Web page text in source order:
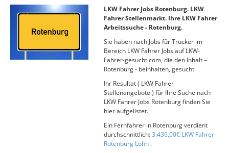
LKW Fahrer Jobs Rotenburg. LKW
Fahrer Stellenmarkt. Ihre LKW Fahrer
Arbeitssuche - Rotenburg.
Sie haben nach Jobs für Trucker im
Bereich LKW Fahrer Jobs auf LKW-
Fahrer-gesucht.com, die den Inhalt –
Rotenburg - beinhalten, gesucht.
Ihr Resultat ( LKW Fahrer
Stellenangebote ) für Ihre Suche nach
LKW Fahrer Jobs Rotenburg finden Sie
hier aufgelistet.
Ein Fernfahrer in Rotenburg verdient
durchschnittlich:3.430,00€ LKW Fahrer
Rotenburg Lohn .